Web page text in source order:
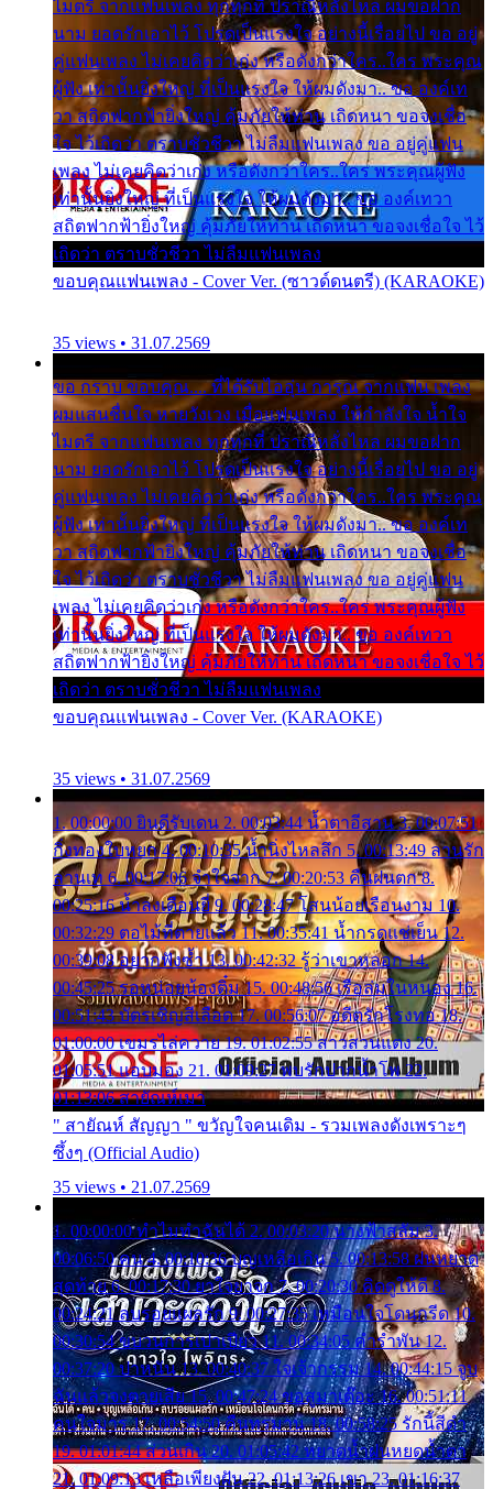
ไมตรี จากแฟนเพลง ทุกทุกที่ ปราณีหลั่งไหล ผมขอฝาก
นาม ยอดรักเอาไว้ โปรดเป็นแรงใจ อย่างนี้เรื่อยไป ขอ อยู่
คู่แฟนเพลง ไม่เคยคิดว่าเก่ง หรือดังกว่าใคร..ใคร พระคุณ
ผู้ฟัง เท่านั้นยิ่งใหญ่ ที่เป็นแรงใจ ให้ผมดังมา.. ขอ องค์เท
วา สถิตฟากฟ้ายิ่งใหญ่ คุ้มภัยให้ท่าน เถิดหนา ขอจงเชื่อ
ใจ ไว้เถิดว่า ตราบชั่วชีวา ไม่ลืมแฟนเพลง ขอ อยู่คู่แฟน
เพลง ไม่เคยคิดว่าเก่ง หรือดังกว่าใคร..ใคร พระคุณผู้ฟัง
เท่านั้นยิ่งใหญ่ ที่เป็นแรงใจ ให้ผมดังมา.. ขอ องค์เทวา
สถิตฟากฟ้ายิ่งใหญ่ คุ้มภัยให้ท่าน เถิดหนา ขอจงเชื่อใจ ไว้
เถิดว่า ตราบชั่วชีวา ไม่ลืมแฟนเพลง
ขอบคุณแฟนเพลง - Cover Ver. (ซาวด์ดนตรี) (KARAOKE)
35 views • 31.07.2569
ขอ กราบ ขอบคุณ.... ที่ได้รับไออุ่น การุณ จากแฟน เพลง
ผมแสนชื่นใจ หายวังเวง เมื่อแฟนเพลง ให้กำลังใจ น้ำใจ
ไมตรี จากแฟนเพลง ทุกทุกที่ ปราณีหลั่งไหล ผมขอฝาก
นาม ยอดรักเอาไว้ โปรดเป็นแรงใจ อย่างนี้เรื่อยไป ขอ อยู่
คู่แฟนเพลง ไม่เคยคิดว่าเก่ง หรือดังกว่าใคร..ใคร พระคุณ
ผู้ฟัง เท่านั้นยิ่งใหญ่ ที่เป็นแรงใจ ให้ผมดังมา.. ขอ องค์เท
วา สถิตฟากฟ้ายิ่งใหญ่ คุ้มภัยให้ท่าน เถิดหนา ขอจงเชื่อ
ใจ ไว้เถิดว่า ตราบชั่วชีวา ไม่ลืมแฟนเพลง ขอ อยู่คู่แฟน
เพลง ไม่เคยคิดว่าเก่ง หรือดังกว่าใคร..ใคร พระคุณผู้ฟัง
เท่านั้นยิ่งใหญ่ ที่เป็นแรงใจ ให้ผมดังมา.. ขอ องค์เทวา
สถิตฟากฟ้ายิ่งใหญ่ คุ้มภัยให้ท่าน เถิดหนา ขอจงเชื่อใจ ไว้
เถิดว่า ตราบชั่วชีวา ไม่ลืมแฟนเพลง
ขอบคุณแฟนเพลง - Cover Ver. (KARAOKE)
35 views • 31.07.2569
1. 00:00:00 ยินดีรับเดน 2. 00:03:44 น้ำตาอีสาน 3. 00:07:51
กิ่งทองใบหยก 4. 00:10:35 น้ำนิ่งไหลลึก 5. 00:13:49 ลานรัก
ลานเท 6. 00:17:06 จำใจจาก 7. 00:20:53 คืนฝนตก 8.
00:25:16 น้ำลงเดือนยี่ 9. 00:28:47 โสนน้อยเรือนงาม 10.
00:32:29 ตอไม้ที่ตายแล้ว 11. 00:35:41 น้ำกรดแช่เย็น 12.
00:39:08 อยากฟังซ้ำ 13. 00:42:32 รู้ว่าเขาหลอก 14.
00:45:25 รอหน่อยน้องติ๋ม 15. 00:48:56 เรือล่มในหนอง 16.
00:51:43 บัตรเชิญสีเลือด 17. 00:56:07 อดีตรักโรงทอ 18.
01:00:00 เขมรไล่ควาย 19. 01:02:55 สาวสวนแตง 20.
01:05:51 แอบมอง 21. 01:09:27 พบรักปากน้ำโพ 22.
01:13:06 สายัณห์เมา
" สายัณห์ สัญญา " ขวัญใจคนเดิม - รวมเพลงดังเพราะๆ
ซึ้งๆ (Official Audio)
35 views • 21.07.2569
1. 00:00:00 ทำไมทำฉันได้ 2. 00:03:20 นางฟ้าสลัม 3.
00:06:50 คน 4. 00:10:36 บุญเหลือเกิน 5. 00:13:58 ฝนหยาด
สุดท้าย 6. 00:17:30 ยาใจยาจก 7. 00:20:30 คิดดูให้ดี 8.
00:24:21 ลบรอยแผลรัก 9. 00:27:35 เหมือนใจโดนกรีด 10.
00:30:54 ขบวนการเปาเปียว 11. 00:34:05 คำรำพัน 12.
00:37:20 ปาหนัน 13. 00:40:37 ใจเจ้ากรรม 14. 00:44:15 จูบ
ฉันแล้วจงตายเสีย 15. 00:47:24 ขอสูมาเต๊อะ 16. 00:51:11
คนใจมาร 17. 00:54:50 คืนทรมาน 18. 00:58:25 รักนี้สีดำ
19. 01:01:44 ส่วนเกิน 20. 01:05:42 หยาดน้ำฝนหยดน้ำตา
21. 01:09:13 เหลือเพียงฝัน 22. 01:13:26 เขา 23. 01:16:37